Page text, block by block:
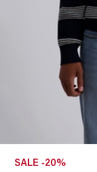
SALE -20%